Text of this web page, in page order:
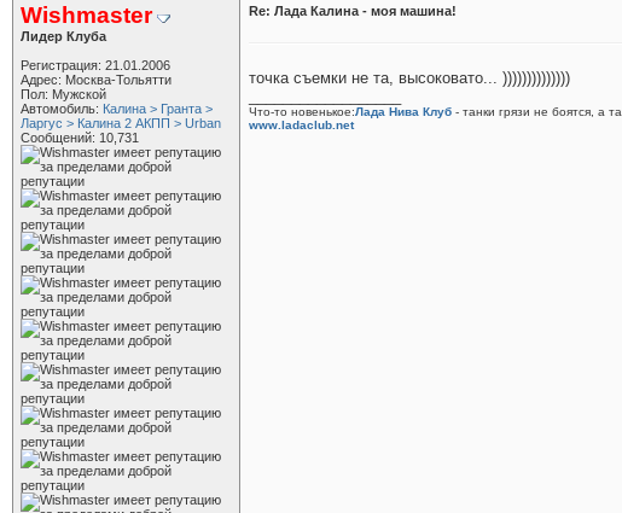
Wishmaster
Лидер Клуба
Регистрация: 21.01.2006
Адрес: Москва-Тольятти
Пол: Мужской
Автомобиль: Калина > Гранта >
Ларгус > Калина 2 АКПП > Urban
Сообщений: 10,731
Re: Лада Калина - моя машина!
точка съемки не та, высоковато... ))))))))))))))
Что-то новенькое:Лада Нива Клуб - танки грязи не боятся, а
www.ladaclub.net